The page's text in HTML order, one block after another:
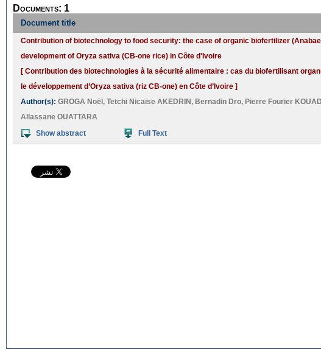
Documents: 1
Document title
Contribution of biotechnology to food security: the case of organic biofertilizer
development of Oryza sativa (CB-one rice) in Côte d'Ivoire
[ Contribution des biotechnologies à la sécurité alimentaire : cas du biofertilisant
le développement d’Oryza sativa (riz CB-one) en Côte d’Ivoire ]
Author(s): GROGA Noël , Tetchi Nicaise AKEDRIN , Bernadin Dro, Pierre Fourier
Allassane OUATTARA
Show abstract
Full Text